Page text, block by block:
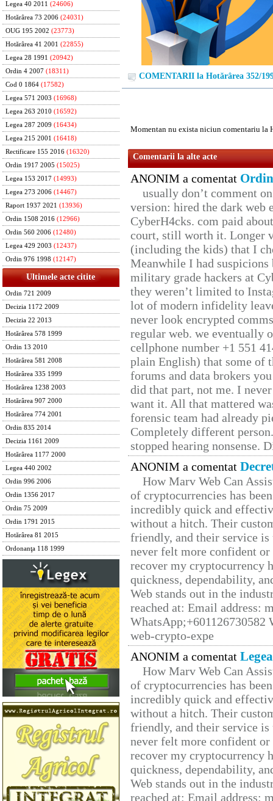
Legea 40 2011 (24606)
Hotărârea 73 2006 (24031)
OUG 195 2002 (23773)
Hotărârea 41 2001 (22855)
Legea 28 1991 (20942)
Ordin 4 2007 (18311)
Cod 0 1864 (17582)
Legea 571 2003 (16968)
Legea 263 2010 (16592)
Legea 287 2009 (16434)
Legea 215 2001 (16418)
Rectificare 155 2016 (16320)
Ordin 1917 2005 (15025)
Legea 153 2017 (14993)
Legea 273 2006 (14467)
Raport 1937 2021 (13936)
Ordin 1508 2016 (12966)
Ordin 560 2006 (12480)
Legea 429 2003 (12437)
Ordin 976 1998 (12147)
Ultimele acte citite
Ordin 721 2009
Decizia 1172 2009
Decizia 22 2013
Hotărârea 578 1999
Ordin 13 2010
Hotărârea 581 2008
Hotărârea 335 1999
Hotărârea 1238 2003
Hotărârea 907 2000
Hotărârea 774 2001
Ordin 835 2014
Decizia 1161 2009
Hotărârea 1177 2000
Legea 440 2002
Ordin 996 2006
Ordin 1356 2017
Ordin 75 2009
Ordin 1791 2015
Hotărârea 81 2015
Ordonanţa 118 1999
COMENTARII la Hotărârea 352/
Momentan nu exista niciun comentariu la
Comentarii la alte acte
ANONIM a comentat
usually don’t comment
version: hired the dark web
CyberH4cks. com paid
court, still worth it. Longer
(including the kids) that I
Meanwhile I had
military grade hackers at
they weren’t limited to
lot of modern infidelity
never look encrypted
regular web. we eventually
cellphone number +1 551
plain English) that some of
forums and data brokers
did that part, not me. I
want it. All that mattered
forensic team had already
Completely different
stopped hearing nonsense.
ANONIM a comentat
How Marv Web Can
of cryptocurrencies has
incredibly quick and
without a hitch. Their
friendly, and their service
never felt more confident
recover my cryptocurrency
quickness, dependability,
Web stands out in the
reached at: Email address:
web-crypto-expe
ANONIM a comentat
How Marv Web Can
of cryptocurrencies has
incredibly quick and
without a hitch. Their
friendly, and their service
never felt more confident
recover my cryptocurrency
quickness, dependability,
Web stands out in the
reached at: Email address: